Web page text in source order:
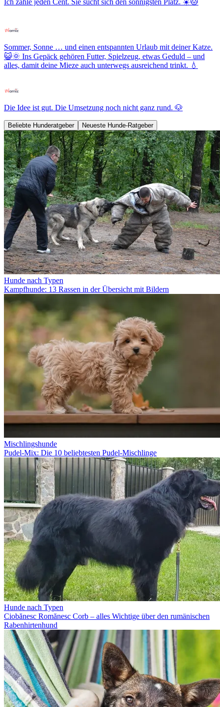
Sommer, Sonne … und einen entspannten Urlaub mit deiner Katze.
😺🌞 Ins Gepäck gehören Futter, Spielzeug, etwas Geduld – und
alles, damit deine Mieze auch unterwegs ausreichend trinkt. 💧
Die Idee ist gut. Die Umsetzung noch nicht ganz rund. 🐶
Beliebte Hunderatgeber Neueste Hunde-Ratgeber
Hunde nach Typen
Kampfhunde: 13 Rassen in der Übersicht mit Bildern
Mischlingshunde
Pudel-Mix: Die 10 beliebtesten Pudel-Mischlinge
Hunde nach Typen
Ciobănesc Romănesc Corb – alles Wichtige über den rumänischen
Rabenhirtenhund